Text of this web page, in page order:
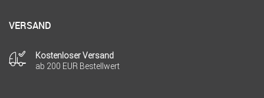
VERSAND
Kostenloser Versand
ab 200 EUR Bestellwert